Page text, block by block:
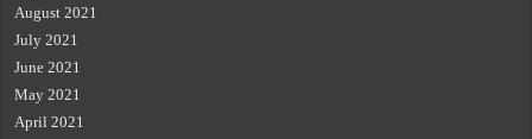
August 2021
July 2021
June 2021
May 2021
April 2021